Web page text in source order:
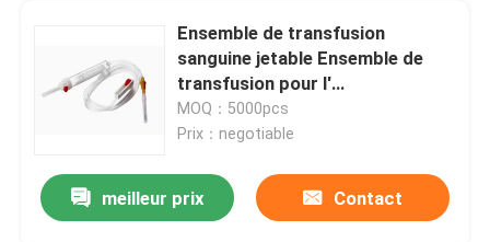
Vidéos
À propos de nous
Ensemble de transfusion
sanguine jetable Ensemble de
transfusion pour l'
administration Ensemble de
transfusion sanguine avec filtre
MOQ：5000pcs
Prix：negotiable
meilleur prix Contact